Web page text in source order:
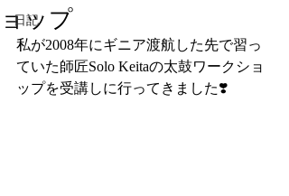
日記
ョップ
私が2008年にギニア渡航した先で習っ
ていた師匠Solo Keitaの太鼓ワークショ
ップを受講しに行ってきました❣️